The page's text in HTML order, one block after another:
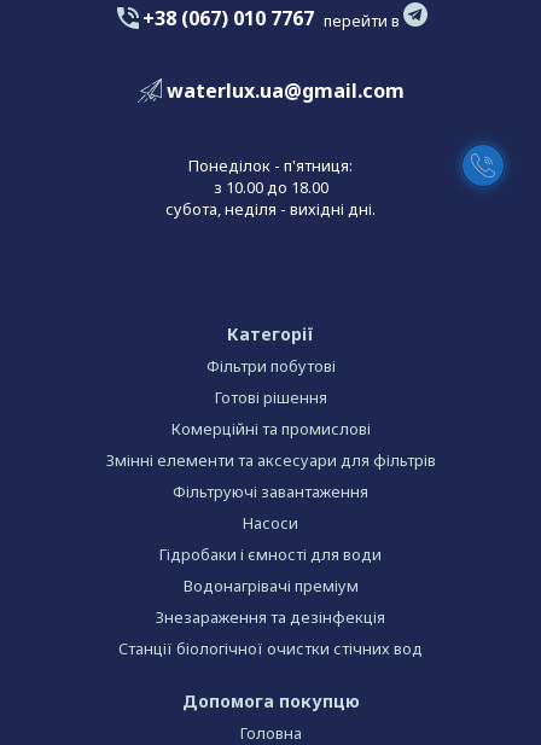
+38 (067) 010 7767 перейти в
waterlux.ua@gmail.com
Понеділок - п'ятниця:
з 10.00 до 18.00
субота, неділя - вихідні дні.
Категорії
Фільтри побутові
Готові рішення
Комерційні та промислові
Змінні елементи та аксесуари для фільтрів
Фільтруючі завантаження
Насоси
Гідробаки і ємності для води
Водонагрівачі преміум
Знезараження та дезінфекція
Станції біологічної очистки стічних вод
Допомога покупцю
Головна